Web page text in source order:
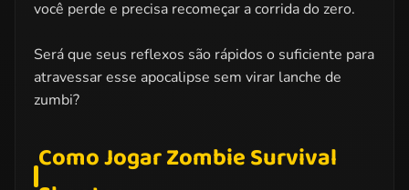
você perde e precisa recomeçar a corrida do zero.
Será que seus reflexos são rápidos o suficiente para
atravessar esse apocalipse sem virar lanche de
zumbi?
Como Jogar Zombie Survival